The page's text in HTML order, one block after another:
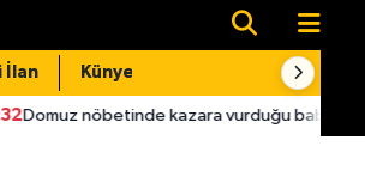
İlan Künye
kazara vurduğu babası hastanede öldü